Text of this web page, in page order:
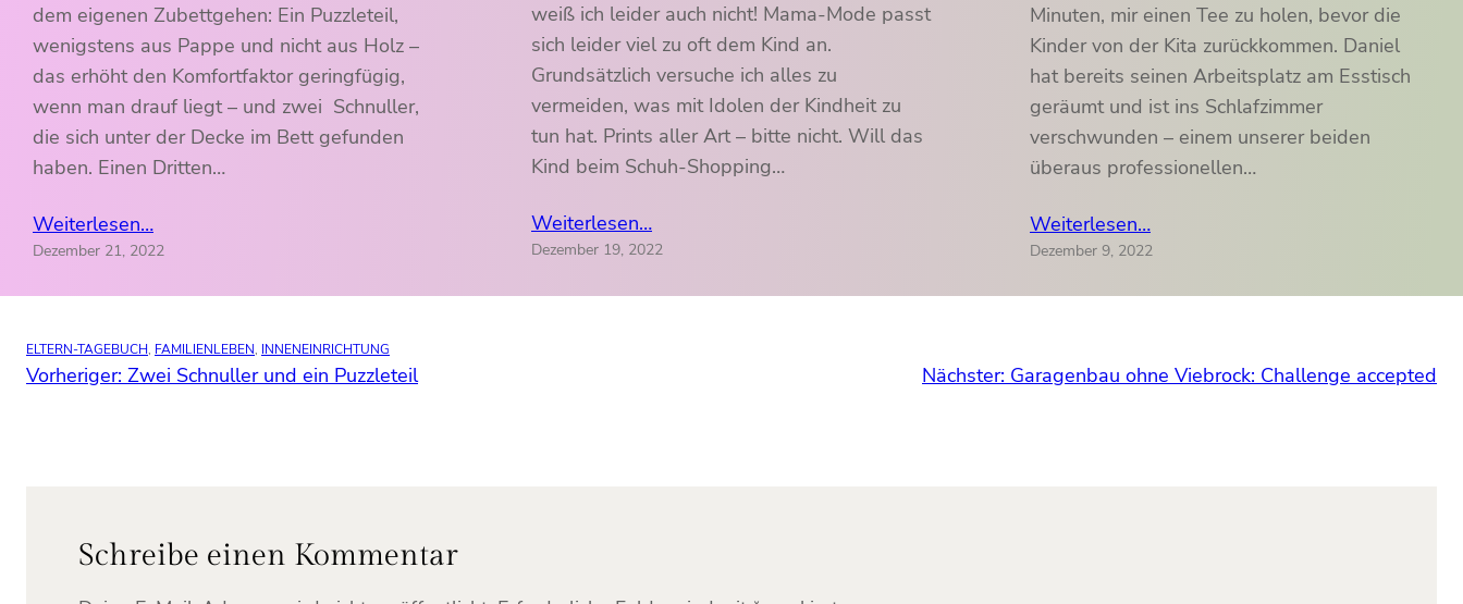
dem eigenen Zubettgehen: Ein Puzzleteil,
wenigstens aus Pappe und nicht aus Holz –
das erhöht den Komfortfaktor geringfügig,
wenn man drauf liegt – und zwei Schnuller,
die sich unter der Decke im Bett gefunden
haben. Einen Dritten…
Weiterlesen…
Dezember 21, 2022
weiß ich leider auch nicht! Mama-Mode passt
sich leider viel zu oft dem Kind an.
Grundsätzlich versuche ich alles zu
vermeiden, was mit Idolen der Kindheit zu
tun hat. Prints aller Art – bitte nicht. Will das
Kind beim Schuh-Shopping…
Weiterlesen…
Dezember 19, 2022
Minuten, mir einen Tee zu holen, bevor die
Kinder von der Kita zurückkommen. Daniel
hat bereits seinen Arbeitsplatz am Esstisch
geräumt und ist ins Schlafzimmer
verschwunden – einem unserer beiden
überaus professionellen…
Weiterlesen…
Dezember 9, 2022
ELTERN-TAGEBUCH, FAMILIENLEBEN, INNENEINRICHTUNG
Vorheriger: Zwei Schnuller und ein Puzzleteil Nächster: Garagenbau ohne Viebrock: Challenge accepted
Schreibe einen Kommentar